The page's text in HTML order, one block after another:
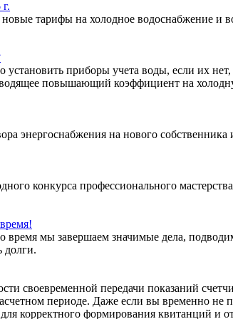
тарифы на холодное водоснабжение и
приборы учета воды, если их нет,
повышающий коэффициент на
энергоснабжения на нового собственника
конкурса профессионального
время мы завершаем значимые дела,
долги.
своевременной передачи показаний
периоде. Даже если вы временно не
корректного формирования квитанций и